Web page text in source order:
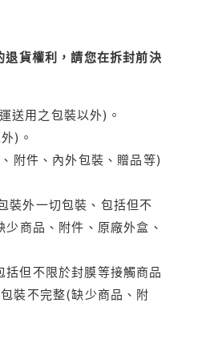
貨權利，請您在拆封前決
送用之包裝以外)。
)。
附件、內外包裝、贈品等)
裝外一切包裝、包括但不
商品、附件、原廠外盒、
但不限於封膜等接觸商品
裝不完整(缺少商品、附